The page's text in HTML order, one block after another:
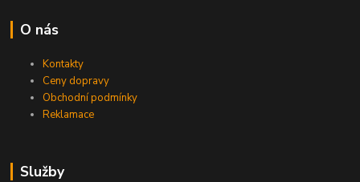
O nás
Kontakty
Ceny dopravy
Obchodní podmínky
Reklamace
Služby